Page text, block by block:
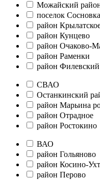
Можайский
поселок Сосновка
район
район Кунцево
район Очаково-
район Раменки
район
СВАО
Останкинский
район Марьина
район Отрадное
район Ростокино
ВАО
район Гольяново
район Косино-
район Перово